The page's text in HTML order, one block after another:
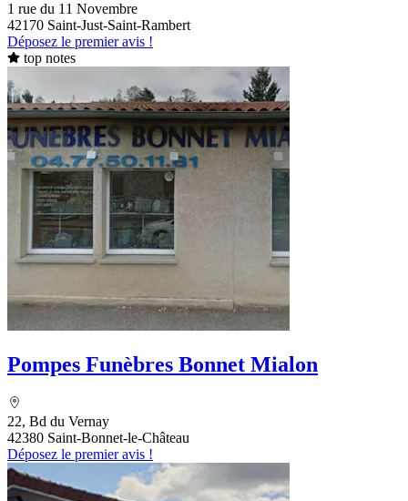
1 rue du 11 Novembre
42170 Saint-Just-Saint-Rambert
Déposez le premier avis !
top notes
Pompes Funèbres Bonnet Mialon
22, Bd du Vernay
42380 Saint-Bonnet-le-Château
Déposez le premier avis !